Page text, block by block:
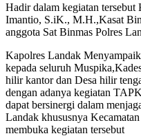
Hadir dalam kegiatan
Imantio, S.iK., M.H.,Kasat
anggota Sat Binmas Polres
Kapolres Landak
kepada seluruh
hilir kantor dan Desa hilir
dengan adanya kegiatan
dapat bersinergi dalam
Landak khususnya
membuka kegiatan tersebut